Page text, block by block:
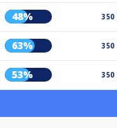
48% 350
63% 350
53% 350